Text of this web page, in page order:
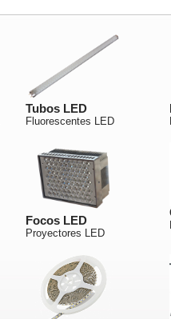
Tubos LED
Fluorescentes LED
Focos LED
Proyectores LED